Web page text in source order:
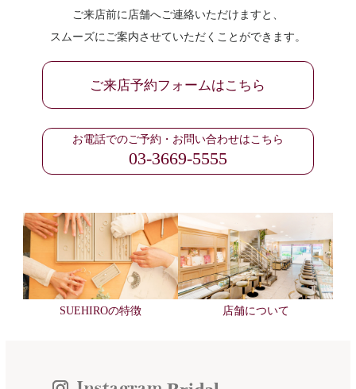
ご来店前に店舗へご連絡いただけますと、
スムーズにご案内させていただくことができます。
ご来店予約フォームはこちら
お電話でのご予約・お問い合わせはこちら
03-3669-5555
SUEHIROの特徴 店舗について